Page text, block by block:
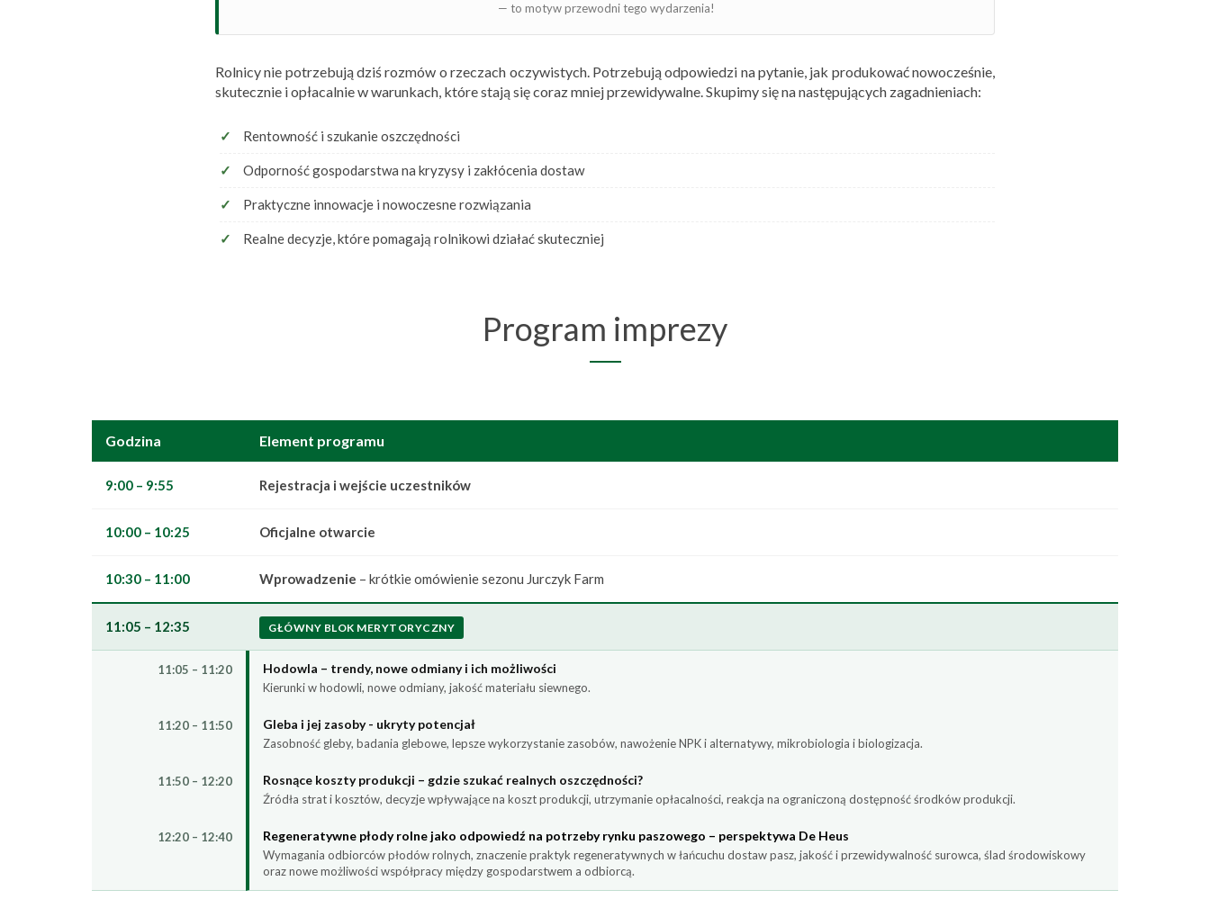
— to motyw przewodni tego wydarzenia!
Rolnicy nie potrzebują dziś rozmów o rzeczach oczywistych. Potrzebują odpowiedzi na pytanie, jak produkować nowocześnie,
skutecznie i opłacalnie w warunkach, które stają się coraz mniej przewidywalne. Skupimy się na następujących zagadnieniach:
✓ Rentowność i szukanie oszczędności
✓ Odporność gospodarstwa na kryzysy i zakłócenia dostaw
✓ Praktyczne innowacje i nowoczesne rozwiązania
✓ Realne decyzje, które pomagają rolnikowi działać skuteczniej
Program imprezy
Godzina Element programu
9:00 – 9:55 Rejestracja i wejście uczestników
10:00 – 10:25 Oficjalne otwarcie
10:30 – 11:00 Wprowadzenie – krótkie omówienie sezonu Jurczyk Farm
11:05 – 12:35 GŁÓWNY BLOK MERYTORYCZNY
11:05 – 11:20 Hodowla – trendy, nowe odmiany i ich możliwości
Kierunki w hodowli, nowe odmiany, jakość materiału siewnego.
11:20 – 11:50 Gleba i jej zasoby - ukryty potencjał
Zasobność gleby, badania glebowe, lepsze wykorzystanie zasobów, nawożenie NPK i alternatywy, mikrobiologia i biologizacja.
11:50 – 12:20 Rosnące koszty produkcji – gdzie szukać realnych oszczędności?
Źródła strat i kosztów, decyzje wpływające na koszt produkcji, utrzymanie opłacalności, reakcja na ograniczoną dostępność środków produkcji.
12:20 – 12:40 Regeneratywne płody rolne jako odpowiedź na potrzeby rynku paszowego – perspektywa De Heus
Wymagania odbiorców płodów rolnych, znaczenie praktyk regeneratywnych w łańcuchu dostaw pasz, jakość i przewidywalność surowca, ślad środowiskowy
oraz nowe możliwości współpracy między gospodarstwem a odbiorcą.